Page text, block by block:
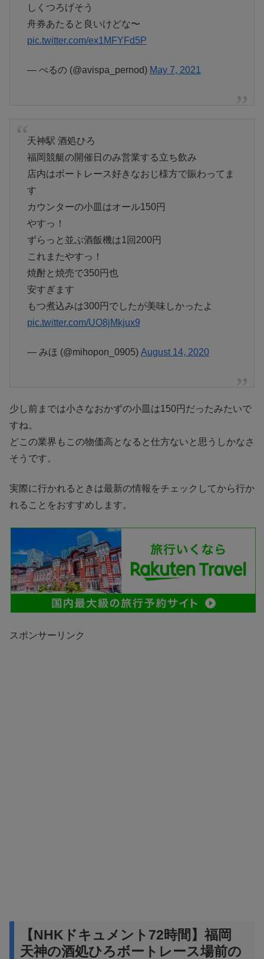
しくつろげそう
舟券あたると良いけどな〜
pic.twitter.com/ex1MFYFd5P
— ぺるの (@avispa_pernod) May 7, 2021
天神駅 酒処ひろ
福岡競艇の開催日のみ営業する立ち飲み
店内はボートレース好きなおじ様方で賑わってま
す
カウンターの小皿はオール150円
やすっ！
ずらっと並ぶ酒飯機は1回200円
これまたやすっ！
焼酎と焼売で350円也
安すぎます
もつ煮込みは300円でしたが美味しかったよ
pic.twitter.com/UO8jMkjux9
— みほ (@mihopon_0905) August 14, 2020
少し前までは小さなおかずの小皿は150円だったみたいで
すね。
どこの業界もこの物価高となると仕方ないと思うしかなさ
そうです。
実際に行かれるときは最新の情報をチェックしてから行か
れることをおすすめします。
スポンサーリンク
【NHKドキュメント72時間】福岡
天神の酒処ひろボートレース場前の